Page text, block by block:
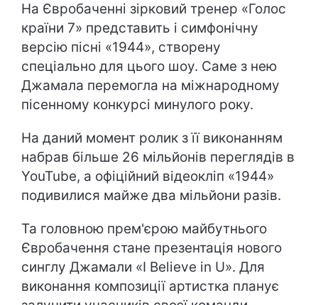
На Євробаченні зірковий тренер «Голос
країни 7» представить і симфонічну
версію пісні «1944», створену
спеціально для цього шоу. Саме з нею
Джамала перемогла на міжнародному
пісенному конкурсі минулого року.
На даний момент ролик з її виконанням
набрав більше 26 мільйонів переглядів в
YouTube, а офіційний відеокліп «1944»
подивилися майже два мільйони разів.
Та головною прем'єрою майбутнього
Євробачення стане презентація нового
синглу Джамали «I Believe in U». Для
виконання композиції артистка планує